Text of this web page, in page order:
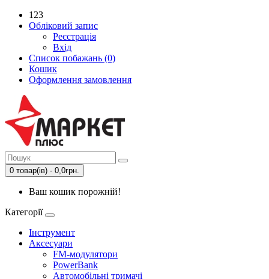
123
Обліковий запис
Реєстрація
Вхід
Список побажань (0)
Кошик
Оформлення замовлення
0 товар(ів) - 0,0грн.
Ваш кошик порожній!
Категорії
Інструмент
Аксесуари
FM-модулятори
PowerBank
Автомобільні тримачі